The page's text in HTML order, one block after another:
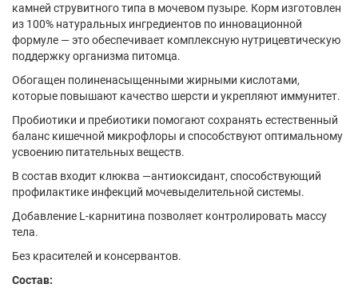
камней струвитного типа в мочевом пузыре. Корм изготовлен
из 100% натуральных ингредиентов по инновационной
формуле — это обеспечивает комплексную нутрицевтическую
поддержку организма питомца.
Обогащен полиненасыщенными жирными кислотами,
которые повышают качество шерсти и укрепляют иммунитет.
Пробиотики и пребиотики помогают сохранять естественный
баланс кишечной микрофлоры и способствуют оптимальному
усвоению питательных веществ.
В состав входит клюква —антиоксидант, способствующий
профилактике инфекций мочевыделительной системы.
Добавление L-карнитина позволяет контролировать массу
тела.
Без красителей и консервантов.
Состав: